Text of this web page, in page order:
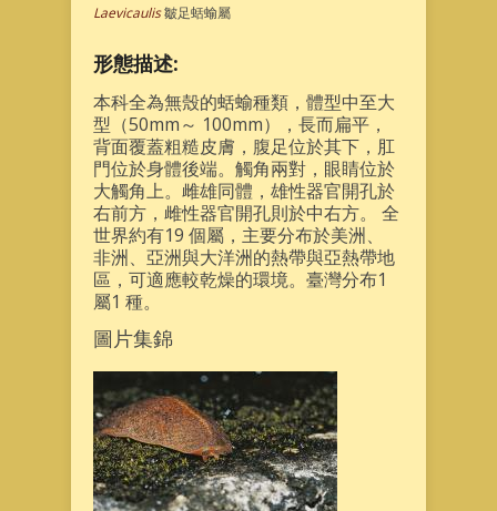
Laevicaulis皺足蛞蝓屬
形態描述:
本科全為無殼的蛞蝓種類，體型中至大
型（50mm～ 100mm），長而扁平，
背面覆蓋粗糙皮膚，腹足位於其下，肛
門位於身體後端。觸角兩對，眼睛位於
大觸角上。雌雄同體，雄性器官開孔於
右前方，雌性器官開孔則於中右方。 全
世界約有19 個屬，主要分布於美洲、
非洲、亞洲與大洋洲的熱帶與亞熱帶地
區，可適應較乾燥的環境。臺灣分布1
屬1 種。
圖片集錦